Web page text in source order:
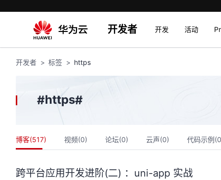
开发者 开发 活动
开发者 标签 https
#https#
博客(517) 视频(0) 论坛(0) 云声(0) 代码示例(0
跨平台应用开发进阶(二) ：uni-app 实战